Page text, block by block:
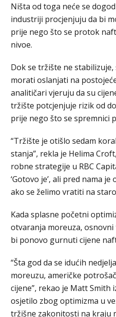
Ništa od toga neće se
industriji procjenjuju da bi
prije nego što se protok
nivoe.
Dok se tržište ne stabilizuje,
morati oslanjati na
analitičari vjeruju da su
tržište potcjenjuje rizik od
prije nego što se spremnici
“Tržište je otišlo sedam
stanja”, rekla je Helima
robne strategije u RBC
‘Gotovo je’, ali pred nama
ako se želimo vratiti na
Kada splasne početni
otvaranja moreuza,
bi ponovo gurnuti cijene
“Šta god da se idućih
moreuzu, američke
cijene”, rekao je Matt Smith
osjetilo zbog optimizma u
tržišne zakonitosti na kraju